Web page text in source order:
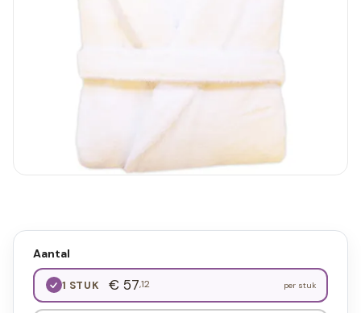
Aantal
1 STUK € 57,12 per stuk